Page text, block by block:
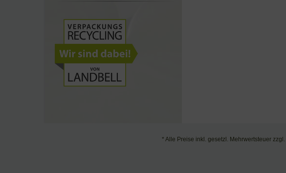
* Alle Preise inkl. gesetzl. Mehrwertsteuer zzgl.